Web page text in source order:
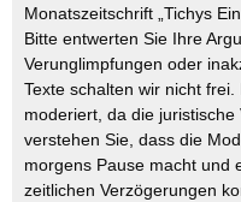
Monatszeitschrift „Tichys
Bitte entwerten Sie Ihre
Verunglimpfungen oder
Texte schalten wir nicht
moderiert, da die
verstehen Sie, dass die
morgens Pause macht und
zeitlichen Verzögerungen